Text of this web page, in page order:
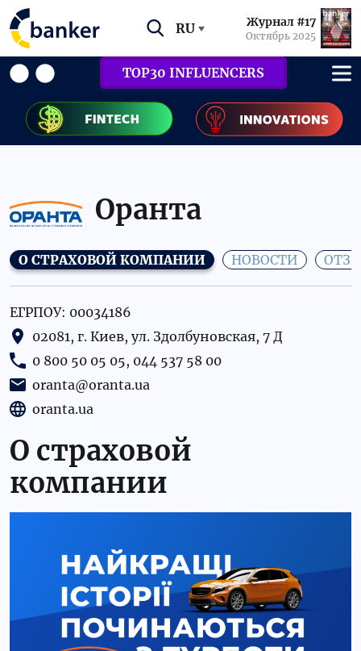
RU Журнал #17
Октябрь 2025
TOP30 INFLUENCERS
Оранта
О СТРАХОВОЙ КОМПАНИИ НОВОСТИ
ЕГРПОУ: 00034186
02081, г. Киев, ул. Здолбуновская, 7 Д
0 800 50 05 05, 044 537 58 00
oranta@oranta.ua
oranta.ua
О страховой
компании